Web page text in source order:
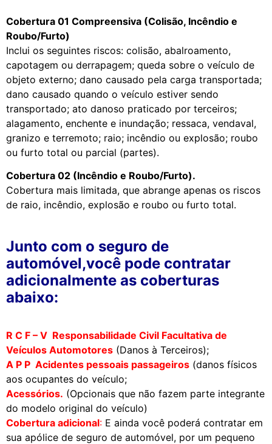
Cobertura 01 Compreensiva (Colisão, Incêndio e
Roubo/Furto)
Inclui os seguintes riscos: colisão, abalroamento,
capotagem ou derrapagem; queda sobre o veículo de
objeto externo; dano causado pela carga transportada;
dano causado quando o veículo estiver sendo
transportado; ato danoso praticado por terceiros;
alagamento, enchente e inundação; ressaca, vendaval,
granizo e terremoto; raio; incêndio ou explosão; roubo
ou furto total ou parcial (partes).
Cobertura 02 (Incêndio e Roubo/Furto).
Cobertura mais limitada, que abrange apenas os riscos
de raio, incêndio, explosão e roubo ou furto total.
Junto com o seguro de
automóvel,você pode contratar
adicionalmente as coberturas
abaixo:
R C F – V Responsabilidade Civil Facultativa de
Veículos Automotores (Danos à Terceiros);
A P P Acidentes pessoais passageiros (danos físicos
aos ocupantes do veículo;
Acessórios. (Opcionais que não fazem parte integrante
do modelo original do veículo)
Cobertura adicional: E ainda você poderá contratar em
sua apólice de seguro de automóvel, por um pequeno